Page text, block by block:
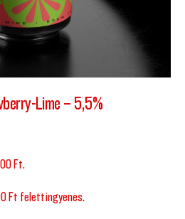
Lime – 5,5%
Ft.
Ft felett ingyenes.